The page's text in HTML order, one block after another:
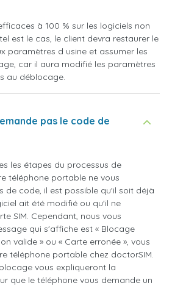
à 100 % sur les logiciels non
est le cas, le client devra restaurer le
paramètres d usine et assumer les
car il aura modifié les paramètres
au déblocage.
pas le code de
les étapes du processus de
téléphone portable ne vous
de code, il est possible qu'il soit déjà
ait été modifié ou qu'il ne
SIM. Cependant, nous vous
qui s'affiche est « Blocage
valide » ou « Carte erronée », vous
téléphone portable chez doctorSIM.
vous expliqueront la
que le téléphone vous demande un